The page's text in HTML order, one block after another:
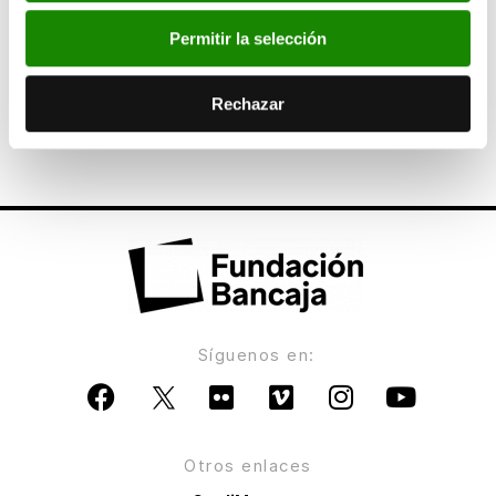
Permitir la selección
Rechazar
Bancaja aprueba la propuesta de Francisco
Pons como vicepresidente de Banco Financiero
y de Ahorros
Síguenos en:
Otros enlaces